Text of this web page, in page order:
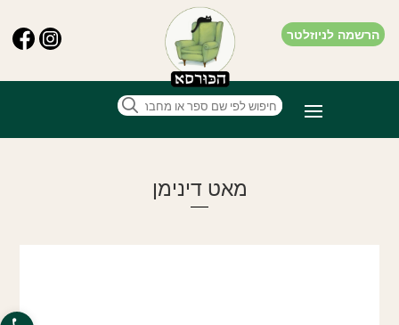
פתח
הרשמה לניוזלטר
מאט דינימן